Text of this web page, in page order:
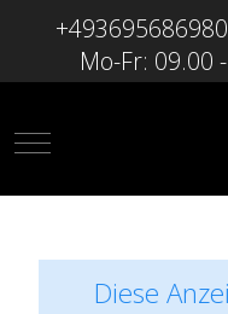
+493695686980
Mo-Fr: 09.00
Mobile Menu Toggle
Diese